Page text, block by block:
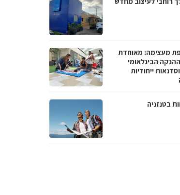
מעצימה: מאוחדת
הבינלאומי
ייחודיות
בטנזניה